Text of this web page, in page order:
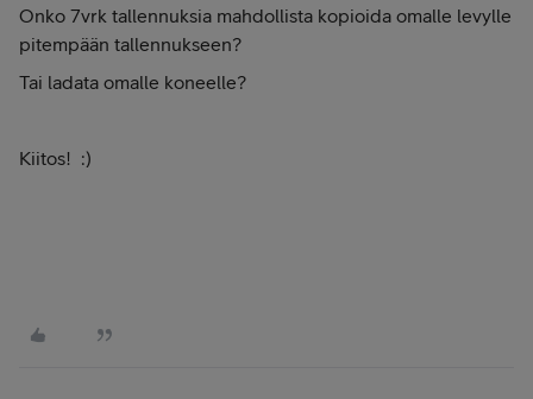
Onko 7vrk tallennuksia mahdollista kopioida omalle levylle
pitempään tallennukseen?
Tai ladata omalle koneelle?
Kiitos! :)